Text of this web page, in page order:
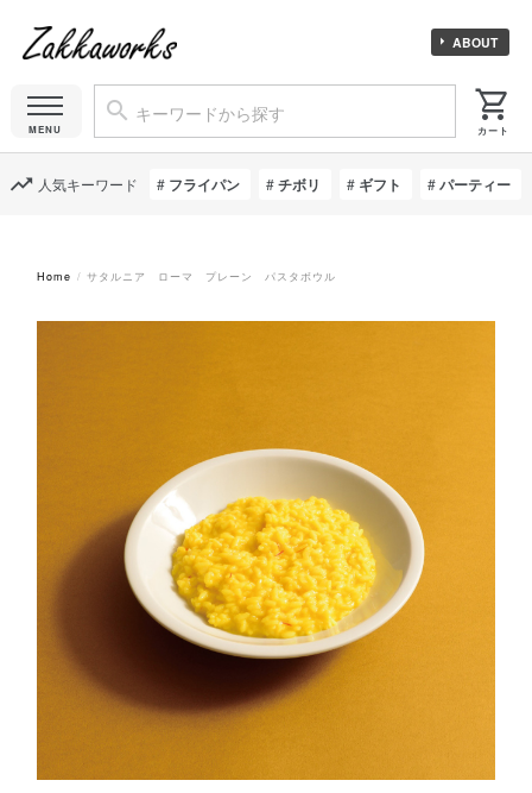
ABOUT
人気キーワード フライパン チボリ ギフト パーティー
Home サタルニア ローマ プレーン パスタボウル